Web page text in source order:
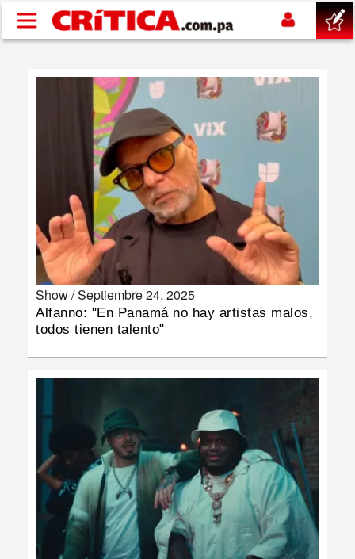
Pasar al contenido principal
SHOW
DEPORTES
MULTIMEDIA
IMPRESO
Show /Septiembre 24, 2025
Alfanno: "En Panamá no hay artistas malos,
todos tienen talento"